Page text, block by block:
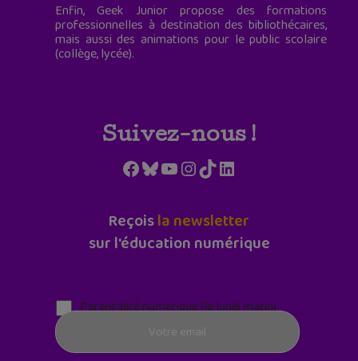
Enfin, Geek Junior propose des formations
professionnelles à destination des bibliothécaires,
mais aussi des animations pour le public scolaire
(collège, lycée).
Suivez-nous !
Facebook
Bluesky
YouTube
Instagram
TikTokLinkedIn
Reçoisla newsletter
sur l'éducation numérique
Parentalité numérique (le lundi matin)